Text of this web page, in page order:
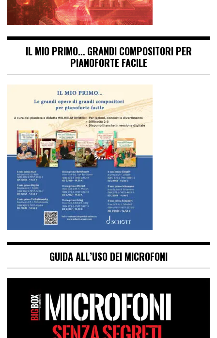
IL MIO PRIMO… GRANDI COMPOSITORI PER
PIANOFORTE FACILE
GUIDA ALL’USO DEI MICROFONI